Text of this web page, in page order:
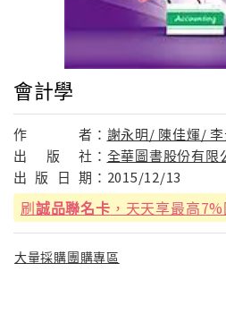
會計學
作 者： 謝永明/ 陳佳煇/
出
版 社： 全華圖書股份有限
出 版 日 期： 2015/12/13
刷誠品聯名卡 ，天天享最高
大量採購團購專區